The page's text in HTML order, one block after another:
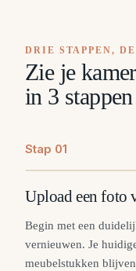
DRIE STAPPEN,
Zie je
in 3 stappen
Stap 01
Upload een foto
Begin met een
vernieuwen. Je
meubelstukken